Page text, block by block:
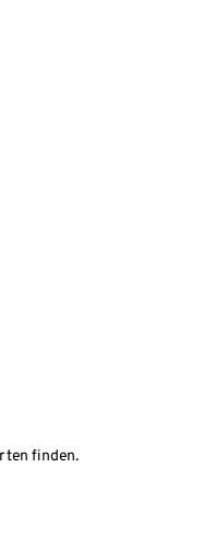
finden.